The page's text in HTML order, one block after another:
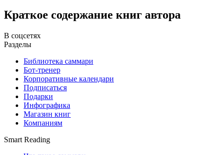
Краткое содержание книг автора
В соцсетях
Разделы
Библиотека саммари
Бот-тренер
Корпоративные календари
Подписаться
Подарки
Инфографика
Магазин книг
Компаниям
Smart Reading